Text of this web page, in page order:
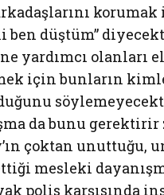
ben düştüm”
yardımcı olanları
için bunların
da bunu
çoktan unuttuğu,
mesleki
polis karşısında